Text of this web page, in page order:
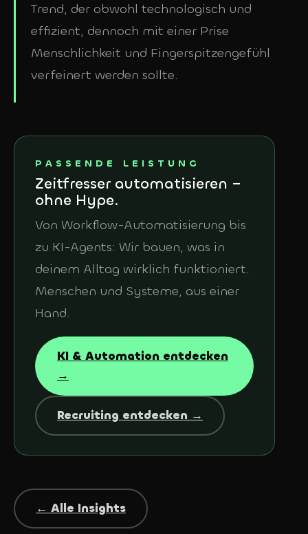
Trend, der obwohl technologisch und
effizient, dennoch mit einer Prise
Menschlichkeit und Fingerspitzengefühl
verfeinert werden sollte.
PASSENDE LEISTUNG
Zeitfresser automatisieren –
ohne Hype.
Von Workflow-Automatisierung bis
zu KI-Agents: Wir bauen, was in
deinem Alltag wirklich funktioniert.
Menschen und Systeme, aus einer
Hand.
KI & Automation entdecken
→
Recruiting entdecken →
← Alle Insights